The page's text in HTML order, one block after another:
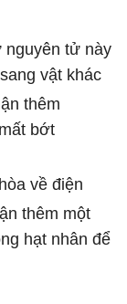
nguyên tử này
vật khác
thêm
bớt
về điện
thêm một
hạt nhân để